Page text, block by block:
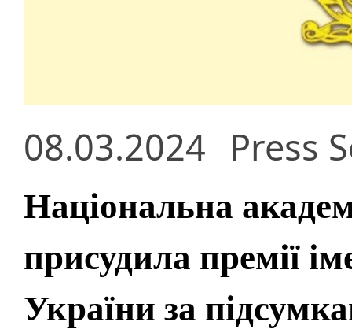
08.03.2024 Press
Національна
присудила премії
України за